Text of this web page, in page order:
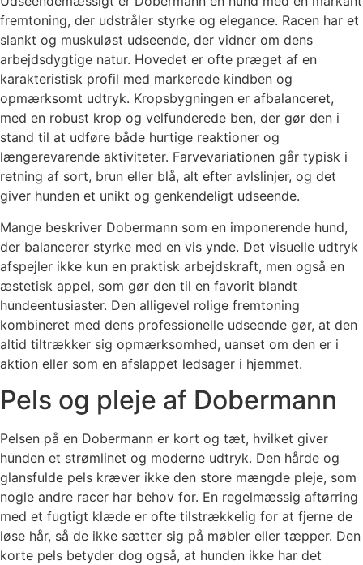
fremtoning, der udstråler styrke og elegance. Racen har et
slankt og muskuløst udseende, der vidner om dens
arbejdsdygtige natur. Hovedet er ofte præget af en
karakteristisk profil med markerede kindben og
opmærksomt udtryk. Kropsbygningen er afbalanceret,
med en robust krop og velfunderede ben, der gør den i
stand til at udføre både hurtige reaktioner og
længerevarende aktiviteter. Farvevariationen går typisk i
retning af sort, brun eller blå, alt efter avlslinjer, og det
giver hunden et unikt og genkendeligt udseende.
Mange beskriver Dobermann som en imponerende hund,
der balancerer styrke med en vis ynde. Det visuelle udtryk
afspejler ikke kun en praktisk arbejdskraft, men også en
æstetisk appel, som gør den til en favorit blandt
hundeentusiaster. Den alligevel rolige fremtoning
kombineret med dens professionelle udseende gør, at den
altid tiltrækker sig opmærksomhed, uanset om den er i
aktion eller som en afslappet ledsager i hjemmet.
Pels og pleje af Dobermann
Pelsen på en Dobermann er kort og tæt, hvilket giver
hunden et strømlinet og moderne udtryk. Den hårde og
glansfulde pels kræver ikke den store mængde pleje, som
nogle andre racer har behov for. En regelmæssig aftørring
med et fugtigt klæde er ofte tilstrækkelig for at fjerne de
løse hår, så de ikke sætter sig på møbler eller tæpper. Den
korte pels betyder dog også, at hunden ikke har det